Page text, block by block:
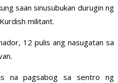
saan sinusubukan durugin ng
militant.
12 pulis ang nasugatan sa
na pagsabog sa sentro ng